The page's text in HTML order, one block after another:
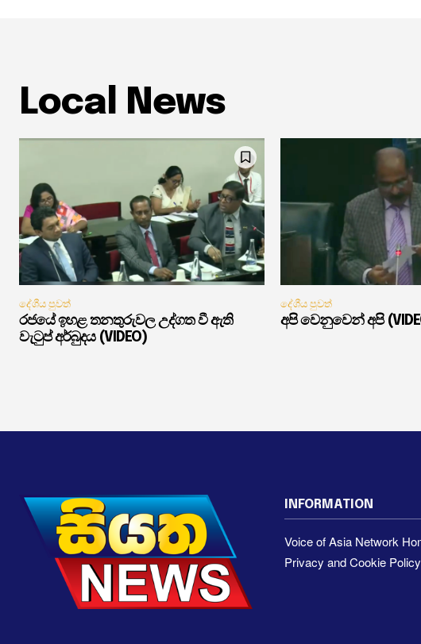
Local News
දේශීය පුවත්
රජයේ ඉහළ තනතුරුවල උද්ගත වී ඇති
වැටුප් අර්බුදය (VIDEO)
දේශීය පුවත්
අපි වෙනුවෙන් අපි
INFORMATION
Voice of Asia Network
Privacy and Cookie Policy